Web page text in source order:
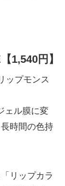
1,540円】
ップモンス
ェル膜に変
時間の色持
リップカラ